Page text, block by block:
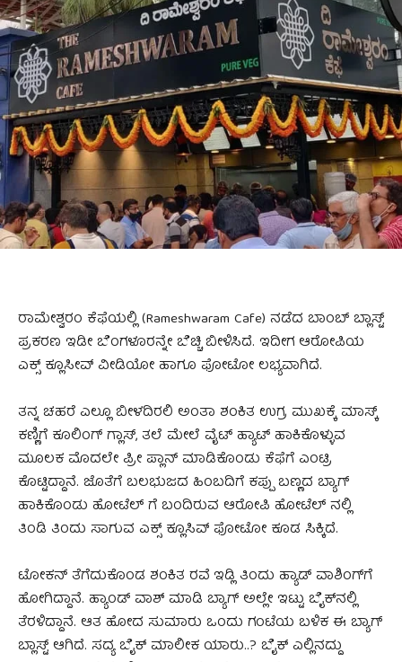
ರಾಮೇಶ್ವರಂ ಕೆಫೆಯಲ್ಲಿ (Rameshwaram Cafe) ನಡೆದ ಬಾಂಬ್‌ ಬ್ಲಾಸ್ಟ್‌
ಪ್ರಕರಣ ಇಡೀ ಬೆಂಗಳೂರನ್ನೇ ಬೆಚ್ಚಿ ಬೀಳಿಸಿದೆ. ಇದೀಗ ಆರೋಪಿಯ
ಎಕ್ಸ್‌ ಕ್ಲೂಸೀವ್‌ ವೀಡಿಯೋ ಹಾಗೂ ಫೋಟೋ ಲಭ್ಯವಾಗಿದೆ.
ತನ್ನ ಚಹರೆ ಎಲ್ಲೂ ಬೀಳದಿರಲಿ ಅಂತಾ ಶಂಕಿತ ಉಗ್ರ ಮುಖಕ್ಕೆ ಮಾಸ್ಕ್
ಕಣ್ಣಿಗೆ ಕೂಲಿಂಗ್ ಗ್ಲಾಸ್, ತಲೆ ಮೇಲೆ ವೈಟ್ ಹ್ಯಾಟ್ ಹಾಕಿಕೊಳ್ಳುವ
ಮೂಲಕ ಮೊದಲೇ ಪ್ರೀ ಪ್ಲಾನ್ ಮಾಡಿಕೊಂಡು ಕೆಫೆಗೆ ಎಂಟ್ರಿ
ಕೊಟ್ಟಿದ್ದಾನೆ. ಜೊತೆಗೆ ಬಲಭುಜದ ಹಿಂಬದಿಗೆ ಕಪ್ಪು ಬಣ್ಣದ ಬ್ಯಾಗ್
ಹಾಕಿಕೊಂಡು ಹೋಟೆಲ್ ಗೆ ಬಂದಿರುವ ಆರೋಪಿ ಹೋಟೆಲ್ ನಲ್ಲಿ
ತಿಂಡಿ ತಿಂದು ಸಾಗುವ ಎಕ್ಸ್ ಕ್ಲೂಸಿವ್ ಫೋಟೋ ಕೂಡ ಸಿಕ್ಕಿದೆ.
ಟೋಕನ್ ತೆಗೆದುಕೊಂಡ ಶಂಕಿತ ರವೆ ಇಡ್ಲಿ ತಿಂದು ಹ್ಯಾಡ್ ವಾಶಿಂಗ್‌ಗೆ
ಹೋಗಿದ್ದಾನೆ. ಹ್ಯಾಂಡ್ ವಾಶ್ ಮಾಡಿ ಬ್ಯಾಗ್ ಅಲ್ಲೇ ಇಟ್ಟು ಬೈಕ್‌ನಲ್ಲಿ
ತೆರಳಿದ್ದಾನೆ. ಆತ ಹೋದ ಸುಮಾರು ಒಂದು ಗಂಟೆಯ ಬಳಿಕ ಈ ಬ್ಯಾಗ್‌
ಬ್ಲಾಸ್ಟ್‌ ಆಗಿದೆ. ಸದ್ಯ ಬೈಕ್ ಮಾಲೀಕ ಯಾರು..? ಬೈಕ್ ಎಲ್ಲಿನದ್ದು